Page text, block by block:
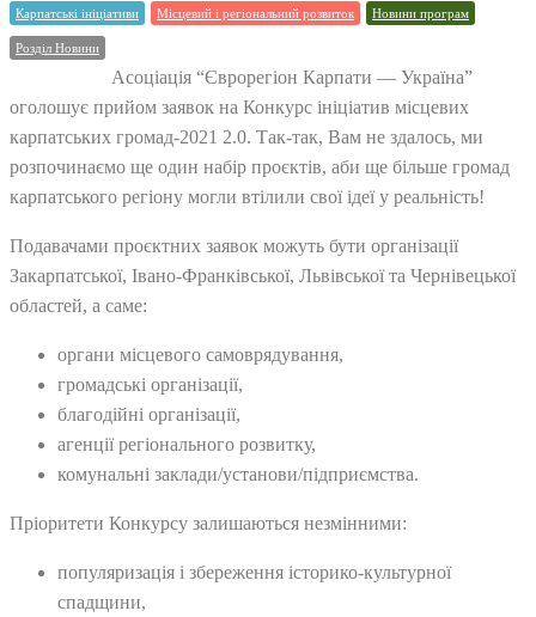
Карпатські ініціативи Місцевий і регіональний розвиток Новини програм
Розділ Новини
Асоціація “Єврорегіон Карпати — Україна”
оголошує прийом заявок на Конкурс ініціатив місцевих
карпатських громад-2021 2.0. Так-так, Вам не здалось, ми
розпочинаємо ще один набір проєктів, аби ще більше громад
карпатського регіону могли втілили свої ідеї у реальність!
Подавачами проєктних заявок можуть бути організації
Закарпатської, Івано-Франківської, Львівської та Чернівецької
областей, а саме:
органи місцевого самоврядування,
громадські організації,
благодійні організації,
агенції регіонального розвитку,
комунальні заклади/установи/підприємства.
Пріоритети Конкурсу залишаються незмінними:
популяризація і збереження історико-культурної
спадщини,